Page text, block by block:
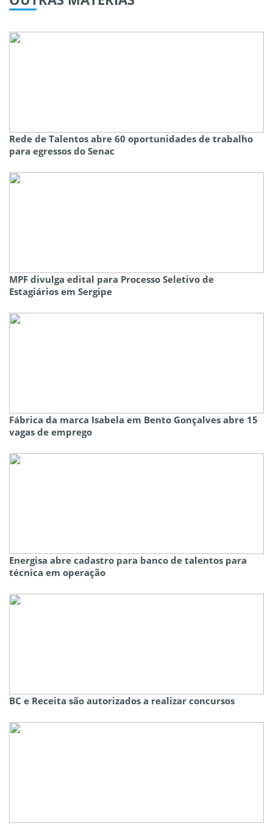
Rede de Talentos abre 60 oportunidades de trabalho
para egressos do Senac
MPF divulga edital para Processo Seletivo de
Estagiários em Sergipe
Fábrica da marca Isabela em Bento Gonçalves abre 15
vagas de emprego
Energisa abre cadastro para banco de talentos para
técnica em operação
BC e Receita são autorizados a realizar concursos